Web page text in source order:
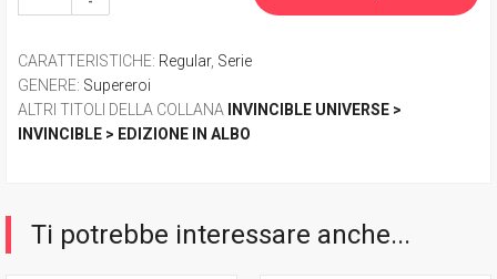
CARATTERISTICHE: Regular, Serie
GENERE: Supereroi
ALTRI TITOLI DELLA COLLANA
INVINCIBLE UNIVERSE >
INVINCIBLE > EDIZIONE IN ALBO
Ti potrebbe interessare anche...